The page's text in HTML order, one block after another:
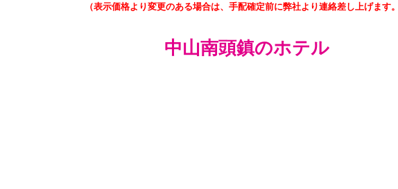
（表示価格より変更のある場合は、手配確定前に弊社より連絡差し上げます。
中山南頭鎮のホテル